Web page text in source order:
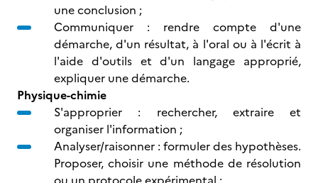
une conclusion ;
Communiquer : rendre compte d'une
démarche, d'un résultat, à l'oral ou à l'écrit à
l'aide d'outils et d'un langage approprié,
expliquer une démarche.
Physique-chimie
S'approprier : rechercher, extraire et
organiser l'information ;
Analyser/raisonner : formuler des hypothèses.
Proposer, choisir une méthode de résolution